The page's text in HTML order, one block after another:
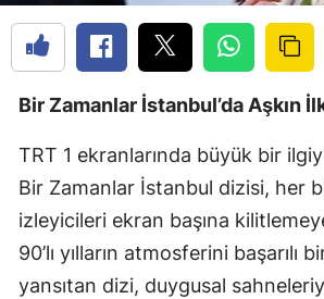
Bir Zamanlar İstanbul’da Aşkın İlk
TRT 1 ekranlarında büyük bir
Bir Zamanlar İstanbul dizisi, her
izleyicileri ekran başına
90’lı yılların atmosferini başarılı
yansıtan dizi, duygusal